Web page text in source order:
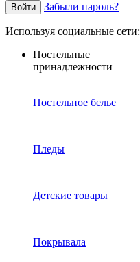
Забыли пароль?
Используя социальные сети:
Постельные
принадлежности
Постельное белье
Пледы
Детские товары
Покрывала